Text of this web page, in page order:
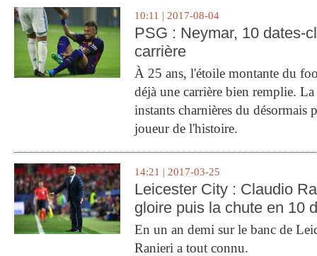
10:11 | 2017-08-04
PSG : Neymar, 10 dates-
carrière
À 25 ans, l'étoile montante du
déjà une carrière bien remplie.
instants charnières du désormais
joueur de l'histoire.
14:21 | 2017-03-25
Leicester City : Claudio
gloire puis la chute en 10
En un an demi sur le banc de
Ranieri a tout connu.